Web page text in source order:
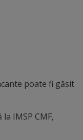
poate fi găsit
IMSP CMF,